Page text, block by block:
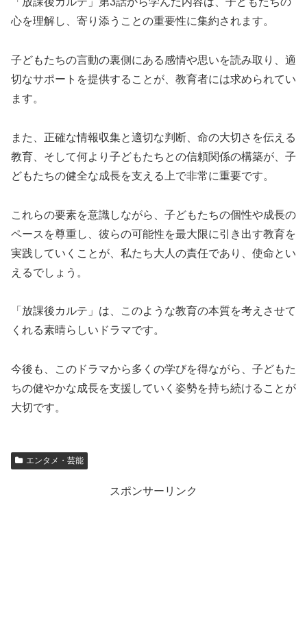
心を理解し、寄り添うことの重要性に集約されます。
子どもたちの言動の裏側にある感情や思いを読み取り、適
切なサポートを提供することが、教育者には求められてい
ます。
また、正確な情報収集と適切な判断、命の大切さを伝える
教育、そして何より子どもたちとの信頼関係の構築が、子
どもたちの健全な成長を支える上で非常に重要です。
これらの要素を意識しながら、子どもたちの個性や成長の
ペースを尊重し、彼らの可能性を最大限に引き出す教育を
実践していくことが、私たち大人の責任であり、使命とい
えるでしょう。
「放課後カルテ」は、このような教育の本質を考えさせて
くれる素晴らしいドラマです。
今後も、このドラマから多くの学びを得ながら、子どもた
ちの健やかな成長を支援していく姿勢を持ち続けることが
大切です。
エンタメ・芸能
スポンサーリンク